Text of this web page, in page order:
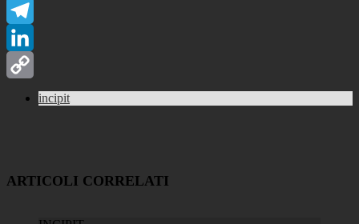
WhatsApp
Telegram
LinkedIn
incipit
ARTICOLI CORRELATI